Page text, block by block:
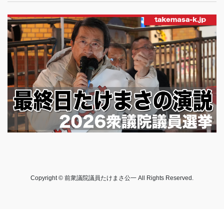
Copyright © 前衆議院議員たけまさ公一 All Rights Reserved.